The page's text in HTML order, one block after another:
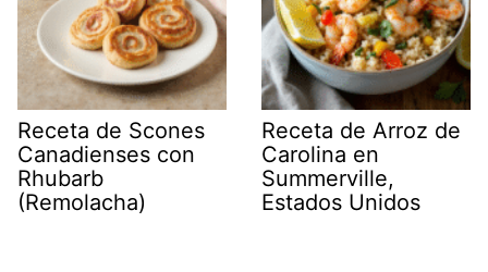
Receta de Scones
Canadienses con
Rhubarb
(Remolacha)
Receta de Arroz de
Carolina en
Summerville,
Estados Unidos